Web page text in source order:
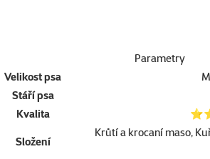
Parametry
Velikost psa
Stáří psa
Kvalita
Složení
Krůtí a krocaní maso,